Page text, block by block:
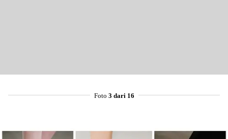
Foto 3 dari 16